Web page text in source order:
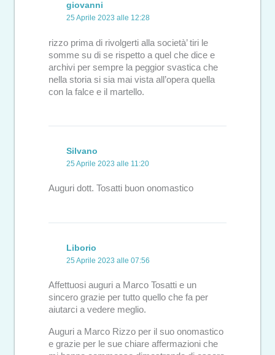
giovanni
25 Aprile 2023 alle 12:28
rizzo prima di rivolgerti alla società’ tiri le
somme su di se rispetto a quel che dice e
archivi per sempre la peggior svastica che
nella storia si sia mai vista all’opera quella
con la falce e il martello.
Silvano
25 Aprile 2023 alle 11:20
Auguri dott. Tosatti buon onomastico
Liborio
25 Aprile 2023 alle 07:56
Affettuosi auguri a Marco Tosatti e un
sincero grazie per tutto quello che fa per
aiutarci a vedere meglio.
Auguri a Marco Rizzo per il suo onomastico
e grazie per le sue chiare affermazioni che